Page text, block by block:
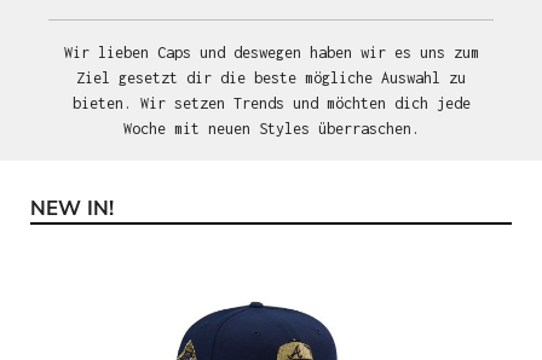
Wir lieben Caps und deswegen haben wir es uns zum
Ziel gesetzt dir die beste mögliche Auswahl zu
bieten. Wir setzen Trends und möchten dich jede
Woche mit neuen Styles überraschen.
Produktgalerie überspringen
NEW IN!